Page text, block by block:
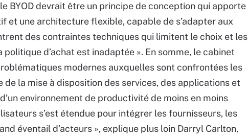
BYOD devrait être un principe de conception qui apporte
et une architecture flexible, capable de s’adapter aux
des contraintes techniques qui limitent le choix et les
d’achat est inadaptée ». En somme, le cabinet
modernes auxquelles sont confrontées les
de la mise à disposition des services, des applications et
environnement de productivité de moins en moins
s’est étendue pour intégrer les fournisseurs, les
éventail d’acteurs », explique plus loin Darryl Carlton,